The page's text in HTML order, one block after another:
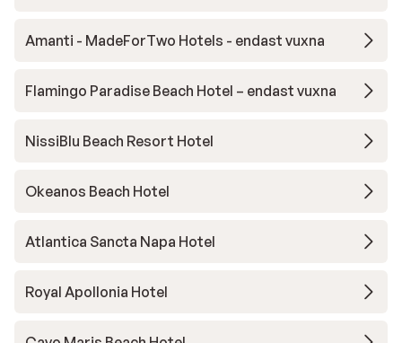
Amanti - MadeForTwo Hotels - endast vuxna
Flamingo Paradise Beach Hotel – endast vuxna
NissiBlu Beach Resort Hotel
Okeanos Beach Hotel
Atlantica Sancta Napa Hotel
Royal Apollonia Hotel